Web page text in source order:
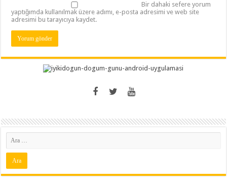
Bir dahaki sefere yorum
yaptığımda kullanılmak üzere adımı, e-posta adresimi ve web site
adresimi bu tarayıcıya kaydet.